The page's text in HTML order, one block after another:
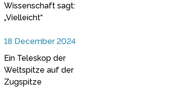
Wissenschaft sagt:
„Vielleicht“
18 December 2024
Ein Teleskop der
Weltspitze auf der
Zugspitze